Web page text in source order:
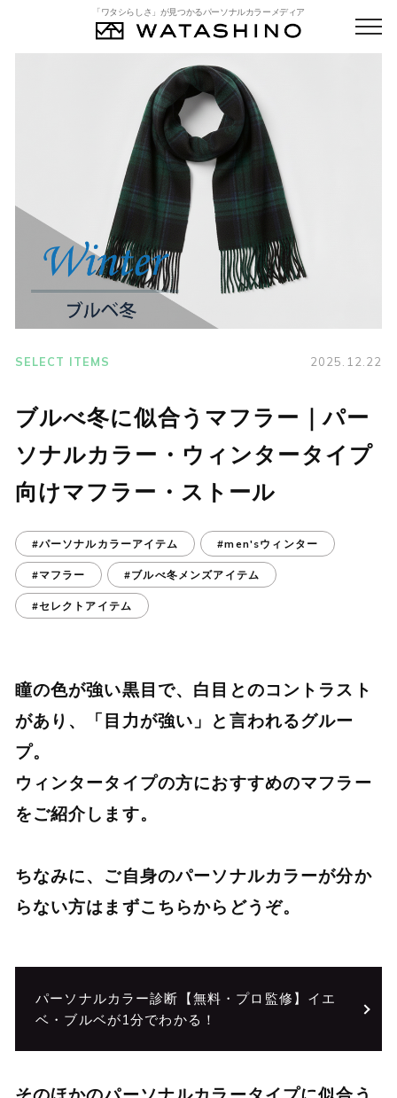
「ワタシらしさ」が見つかるパーソナルカラーメディア
SELECT ITEMS 2025.12.22
ブルべ冬に似合うマフラー｜パー
ソナルカラー・ウィンタータイプ
向けマフラー・ストール
#パーソナルカラーアイテム #men'sウィンター
#マフラー #ブルべ冬メンズアイテム
#セレクトアイテム
瞳の色が強い黒目で、白目とのコントラスト
があり、「目力が強い」と言われるグルー
プ。
ウィンタータイプの方におすすめのマフラー
をご紹介します。
ちなみに、ご自身のパーソナルカラーが分か
らない方はまずこちらからどうぞ。
パーソナルカラー診断【無料・プロ監修】イエ
ベ・ブルベが1分でわかる！